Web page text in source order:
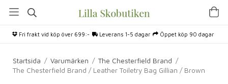
Fri frakt vid köp över 699:- Leverans 1-5 dagar Öppet köp 90 dagar
Startsida / Varumärken / The Chesterfield Brand /
The Chesterfield Brand / Leather Toiletry Bag Gillian / Brown